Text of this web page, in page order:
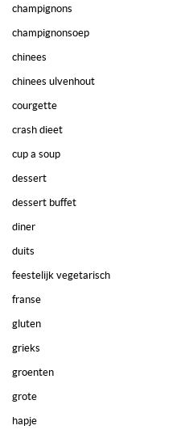
champignons
champignonsoep
chinees
chinees ulvenhout
courgette
crash dieet
cup a soup
dessert
dessert buffet
diner
duits
feestelijk vegetarisch
franse
gluten
grieks
groenten
grote
hapje